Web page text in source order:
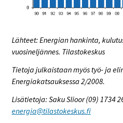
Lähteet: Energian hankinta,
vuosineljännes. Tilastokeskus
Tietoja julkaistaan myös työ- ja
Energiakatsauksessa 2/2008.
Lisätietoja: Saku Slioor (09) 1734
energia@tilastokeskus.fi